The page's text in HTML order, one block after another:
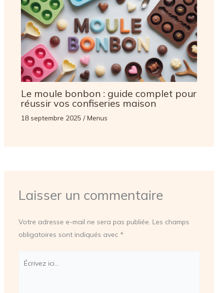
Le moule bonbon : guide complet pour
réussir vos confiseries maison
18 septembre 2025 /Menus
Laisser un commentaire
Votre adresse e-mail ne sera pas publiée. Les champs
obligatoires sont indiqués avec *